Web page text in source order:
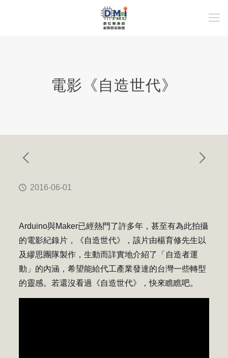
電影《自造世代》
2016-06-01
Arduino與Maker已經熱門了許多年，甚至有為此拍攝
的電影紀錄片，《自造世代》，該片由楊育修先生以
及繆思團隊製作，生動而詳實地介紹了「自造者運
動」的內涵，希望能給代工產業發達的台灣一些轉型
的靈感。若還沒看過《自造世代》，快來瞧瞧吧。